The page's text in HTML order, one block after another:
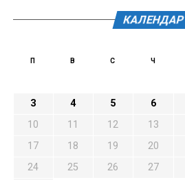
КАЛЕНДАР
П В С Ч
3
4 5 6
10
11 12 13
17
18 19 20
24
25 26 27